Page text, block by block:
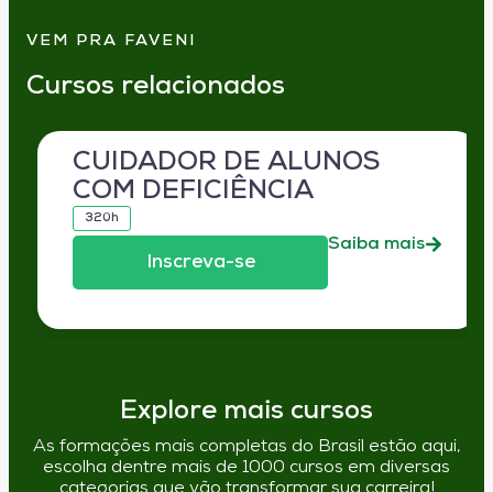
VEM PRA FAVENI
Cursos relacionados
CUIDADOR DE ALUNOS
COM DEFICIÊNCIA
320h
Inscreva-se
Saiba mais
Explore mais cursos
As formações mais completas do Brasil estão aqui,
escolha dentre mais de 1000 cursos em diversas